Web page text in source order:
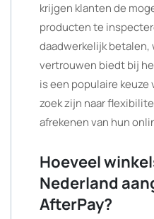
krijgen klanten de
producten te
daadwerkelijk betalen,
vertrouwen biedt bij
is een populaire
zoek zijn naar
afrekenen van hun
Hoeveel
Nederland
AfterPay?